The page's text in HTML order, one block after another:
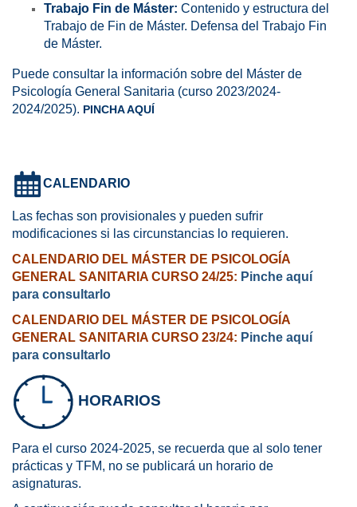
Trabajo Fin de Máster: Contenido y estructura del
Trabajo de Fin de Máster. Defensa del Trabajo Fin
de Máster.
Puede consultar la información sobre del Máster de
Psicología General Sanitaria (curso 2023/2024-
2024/2025). PINCHA AQUÍ
CALENDARIO
Las fechas son provisionales y pueden sufrir
modificaciones si las circunstancias lo requieren.
CALENDARIO DEL MÁSTER DE PSICOLOGÍA
GENERAL SANITARIA CURSO 24/25: Pinche aquí
para consultarlo
CALENDARIO DEL MÁSTER DE PSICOLOGÍA
GENERAL SANITARIA CURSO 23/24: Pinche aquí
para consultarlo
HORARIOS
Para el curso 2024-2025, se recuerda que al solo tener
prácticas y TFM, no se publicará un horario de
asignaturas.